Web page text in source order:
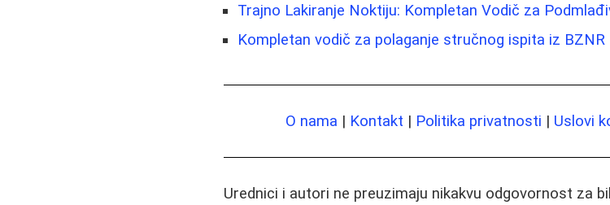
Trajno Lakiranje Noktiju: Kompletan Vodič za
Kompletan vodič za polaganje stručnog ispita iz BZNR
O nama | Kontakt | Politika privatnosti | Uslovi
Urednici i autori ne preuzimaju nikakvu odgovornost za